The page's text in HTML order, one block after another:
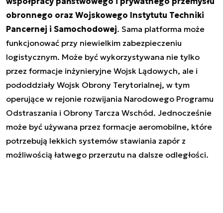
obronnego oraz Wojskowego Instytutu Techniki
Pancernej i Samochodowej. Sama platforma może
funkcjonować przy niewielkim zabezpieczeniu
logistycznym. Może być wykorzystywana nie tylko
przez formacje inżynieryjne Wojsk Lądowych, ale i
pododdziały Wojsk Obrony Terytorialnej, w tym
operujące w rejonie rozwijania Narodowego Programu
Odstraszania i Obrony Tarcza Wschód. Jednocześnie
może być używana przez formacje aeromobilne, które
potrzebują lekkich systemów stawiania zapór z
możliwością łatwego przerzutu na dalsze odległości.